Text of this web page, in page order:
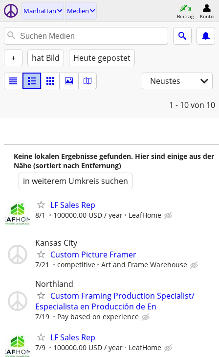
Manhattan Medien
Beitrag Konto
+ hat Bild Heute gepostet
Neustes
1 - 10von 10
Keine lokalen Ergebnisse gefunden. Hier sind einige aus der
Nähe (sortiert nach Entfernung)
in weiterem Umkreis suchen
LF Sales Rep
8/1 100000.00 USD / year LeafHome
Kansas City
Custom Picture Framer
7/21 competitive Art and Frame Warehouse
Northland
Custom Framing Production Specialist/
Especialista en Producción de En
7/19 Pay based on experience
LF Sales Rep
7/9 100000.00 USD / year LeafHome